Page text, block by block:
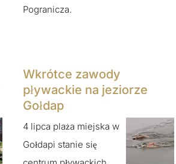
Pogranicza.
Wkrótce zawody
pływackie na jeziorze
Gołdap
4 lipca plaża miejska w
Gołdapi stanie się